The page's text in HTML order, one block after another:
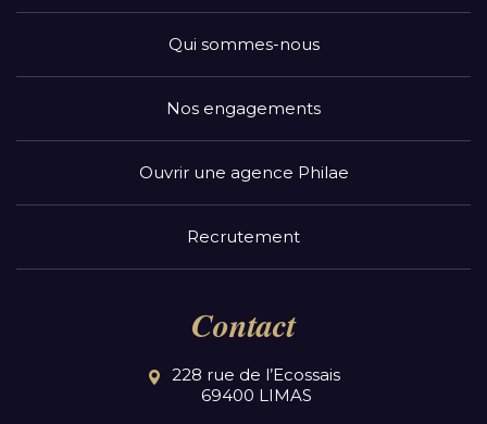
Qui sommes-nous
Nos engagements
Ouvrir une agence Philae
Recrutement
Contact
228 rue de l’Ecossais
69400 LIMAS